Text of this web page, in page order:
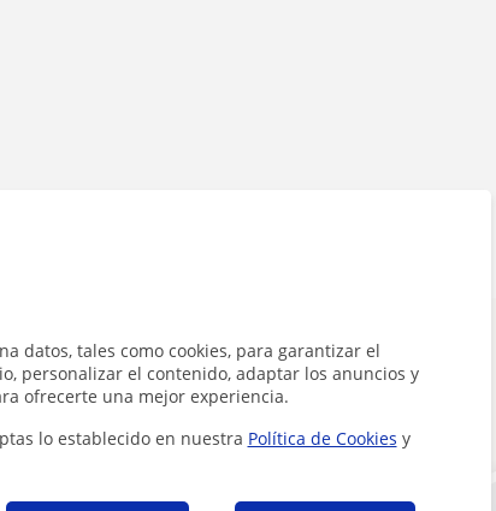
datos, tales como cookies, para garantizar el
personalizar el contenido, adaptar los anuncios y
ofrecerte una mejor experiencia.
lo establecido en nuestra Política de Cookies y
interesarte